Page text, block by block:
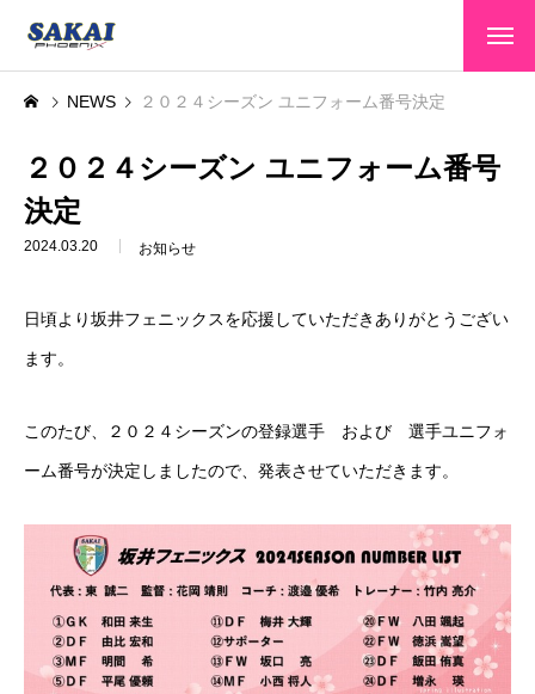
HOME トップページ
CLUB INFO クラブ情報
TEAMS
PRIVACY POLICY LINK CONTACT
NEWS ２０２４シーズン ユニフォーム番号決定
２０２４シーズン ユニフォーム番号
決定
2024.03.20 お知らせ
日頃より坂井フェニックスを応援していただきありがとうござい
ます。
このたび、２０２４シーズンの登録選手 および 選手ユニフォ
ーム番号が決定しましたので、発表させていただきます。